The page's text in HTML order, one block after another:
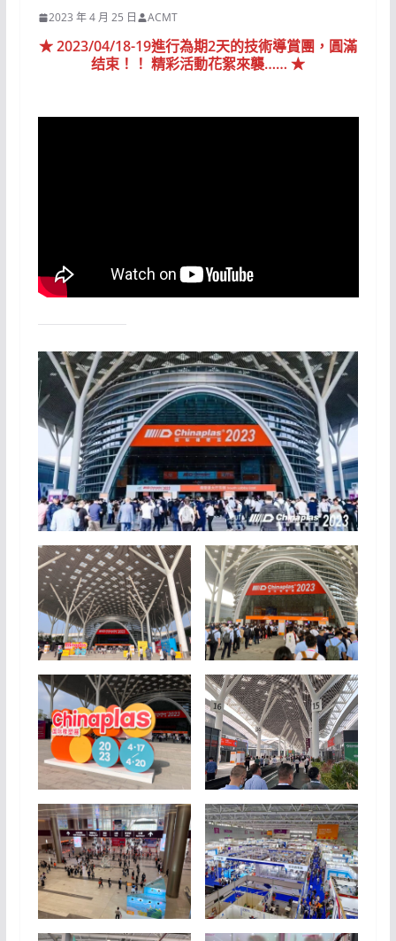
2023 年 4 月 25 日 ACMT
★ 2023/04/18-19進行為期2天的技術導賞團，圓滿
结束！！ 精彩活動花絮來襲…… ★